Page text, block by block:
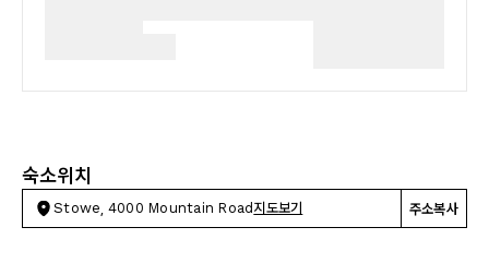
숙소위치
Stowe, 4000 Mountain Road 지도보기 주소복사